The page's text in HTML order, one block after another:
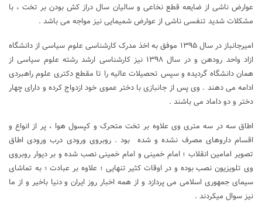
عوارض ناشی از ضایعه قطع نخاعی و سالیان سال دراز کش بودن بر تخت ، با
مشکلات شدید تنفسی ناشی از عوارض شمیمایی نیز مواجه می باشد .
امیرجانباز در سال ۱۳۹۵ موفق به اخذ مدرک کار‌شناسی علوم سیاسی از دانشگاه
ازاد واحد رودهن و در سال ۱۳۹۸ نیز کارشناسی ارشد رشته علوم سیاسی از
همان دانشگاه گردیده و سپس تحصیلات عالیه را تا مقطع دکتری علوم راهبردی
ادامه می دهند . وی پس از جانبازی با دختر عموی خود ازدواج کرده و دارای چهار
دختر و دو داماد می باشند .
اطاق سه در سه متری وی علاوه بر تخت متحرک و کپسول هوا ، پر از انواع و
اقسام داروهای مصرف نشده و شده بود . روبروی ورودی درب ورودی اطاق
تصویر امامین انقلاب ؛ امام خمینی و امام خمینی نصب شده و بر دیوار روبروی
وی تلویزیون نصب بوده و در اوقات کثیر تنهایی ؛ علاوه بر عبادت ؛ به تماشای
سیمای جمهوری اسلامی می پردازد و از همه اخبار روز ایران و دنیا باخیر و از ما
نیز سوال میکردند .